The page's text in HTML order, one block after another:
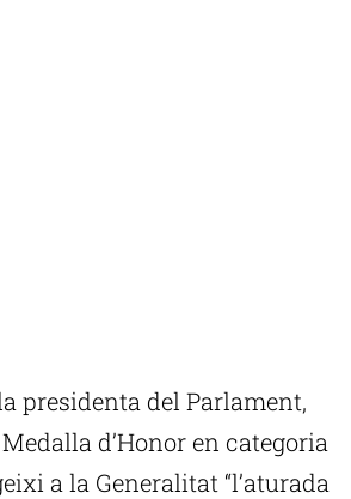
presidenta del Parlament,
d’Honor en categoria
a la Generalitat “l’aturada